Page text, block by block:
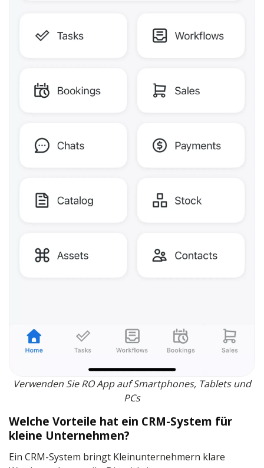
Verwenden Sie RO App auf Smartphones, Tablets und
PCs
Welche Vorteile hat ein CRM-System für
kleine Unternehmen?
Ein CRM-System bringt Kleinunternehmern klare